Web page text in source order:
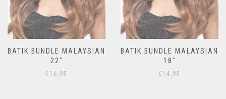
BATIK BUNDLE MALAYSIAN
22″
€ 16,95
BATIK BUNDLE MALAYSIAN
18″
€ 14,95